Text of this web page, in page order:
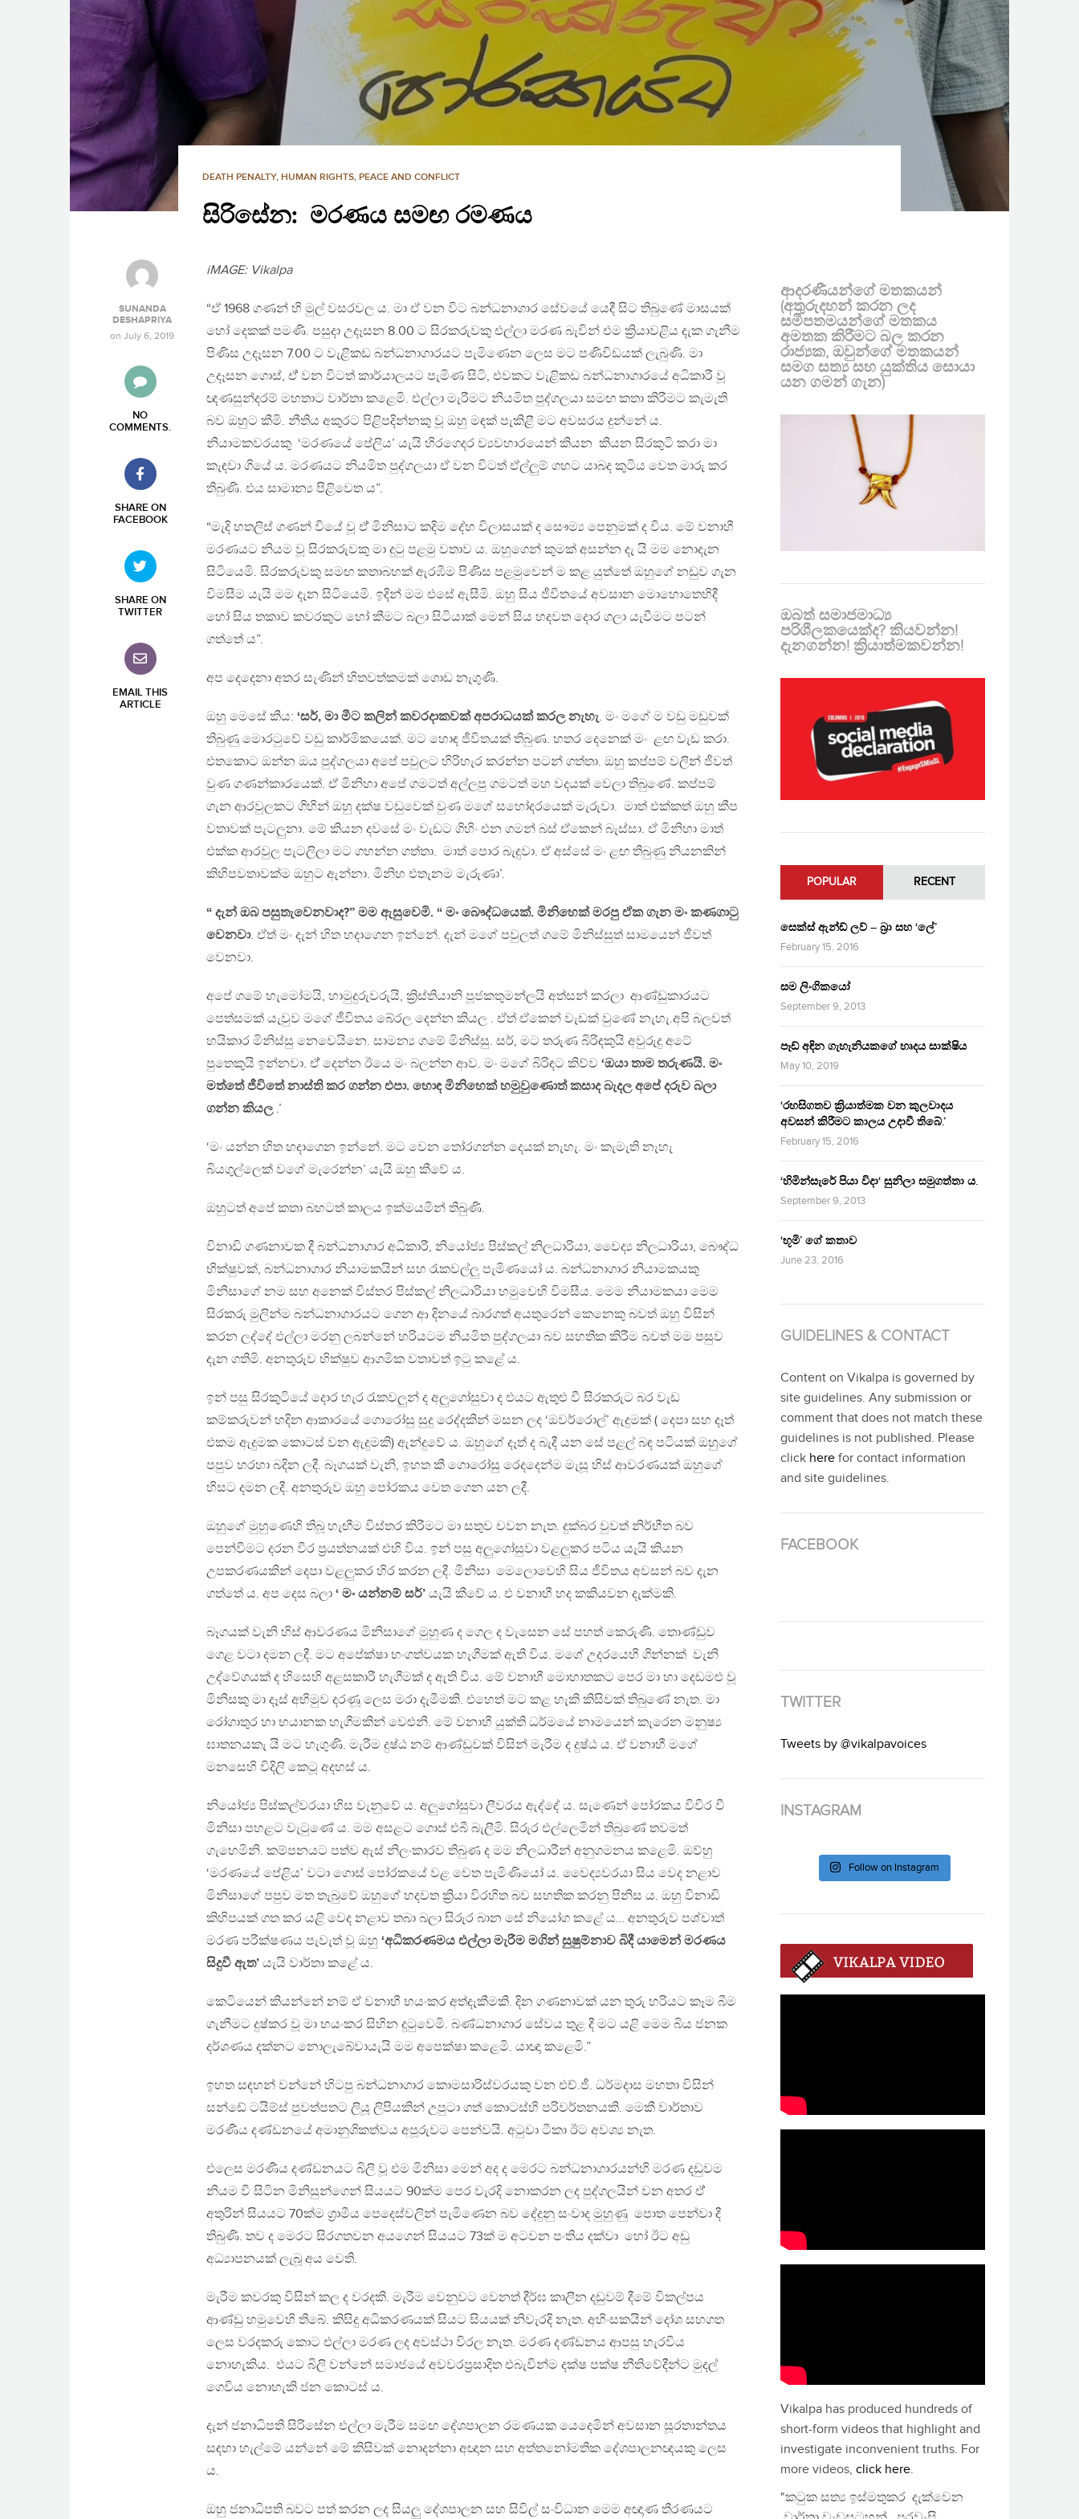
DEATH PENALTY, HUMAN RIGHTS, PEACE AND CONFLICT
සිරිසේන: මරණය සමඟ රමණය
SUNANDA
DESHAPRIYA
on July 6, 2019
NO
COMMENTS.
SHARE ON
FACEBOOK
SHARE ON
TWITTER
EMAIL THIS
ARTICLE
iMAGE: Vikalpa
“ඒ 1968 ගණන් හි මුල් වසරවල ය. මා ඒ වන විට බන්ධනාගාර සේවයේ යෙදී සිට තිබුණේ මාසයක්
හෝ දෙකක් පමණි. පසුදා උදෑසන 8.00 ට සිරකරුවකු එල්ලා මරණ බැවින් එම ක්‍රියාවළිය දැක ගැනීම
පිණිස උදෑසන 7.00 ට වැළිකඩ බන්ධනාගාරයට පැමිණෙන ලෙස මට පණිවිඩයක් ලැබුණි. මා
උදෑසන ගොස්, ඒ් වන විටත් කාර්යාලයට පැමිණ සිටි, එවකට වැළිකඩ බන්ධනාගාරයේ අධිකාරී වූ
ඥණසුන්දරම් මහතාට වාර්තා කළෙමි. එල්ලා මැරීමට නියමිත පුද්ගලයා සමඟ කතා කිරීමට කැමැති
බව ඔහුට කීමි. නීතිය අකුරට පිළිපදින්නකු වූ ඔහු මඳක් පැකිළී මට අවසරය දුන්නේ ය.
නියාමකවරයකු ‘මරණයේ පේලිය’ යැයි හිරගෙදර ව්‍යවහාරයෙන් කියන කියන සිරකුටි කරා මා
කැඳවා ගියේ ය. මරණයට නියමිත පුද්ගලයා ඒ වන විටත් ඒල්ලුම් ගහට යාබද කුටිය වෙත මාරු කර
තිබුණි. එය සාමාන්‍ය පිළිවෙත ය”.
“මැදි හතලිස් ගණන් වියේ වූ ඒ් මිනිසාට කදිම දේහ විලාසයක් ද සෞම්‍ය පෙනුමක් ද විය. මේ වනාහී
මරණයට නියම වූ සිරකරුවකු මා දුටු පළමු වතාව ය. ඔහුගෙන් කුමක් අසන්න දැ යි මම නොදැන
සිටියෙමි. සිරකරුවකු සමඟ කතාබහක් ඇරඹීම පිණිස පළමුවෙන් ම කළ යුත්තේ ඔහුගේ නඩුව ගැන
විමසීම යැයි මම දැන සිටියෙමි. ඉදින් මම එසේ ඇසීමි. ඔහු සිය ජීවිතයේ අවසාන මොහොතෙහිදී
හෝ සිය තකාව කවරකුට හෝ කීමට බලා සිටියාක් මෙන් සිය හදවත දොර ගලා යැවීමට පටන්
ගත්තේ ය”.
අප දෙදෙනා අතර සැණින් හිතවත්කමක් ගොඩ නැගුණි.
ඔහු මෙසේ කීය: ‘සර්, මා මීට කලින් කවරදාකවක් අපරාධයක් කරල නැහැ. මං මගේ ම වඩු මඩුවක්
තිබුණු මොරටුවේ වඩු කාර්මිකයෙක්. මට හොඳ ජීවිතයක් තිබුණ. හතර දෙනෙක් මං ළඟ වැඩ කරා.
එතකොට ඔන්න ඔය පුද්ගලයා අපේ පවුලට හිරිහැර කරන්න පටන් ගත්තා. ඔහු කප්පම් වලින් ජීවත්
වුණ ගණන්කාරයෙක්. ඒ මිනිහා අපේ ගමටත් අල්ලපු ගමටත් මහ වදයක් වෙලා තිබුණේ. කප්පම්
ගැන ආරවුලකට ගිහින් ඔහු දක්ෂ වඩුවෙක් වුණ මගේ සහෝදරයෙක් මැරුවා. මාත් එක්කත් ඔහු කීප
වතාවක් පැටලුනා. මේ කියන දවසේ මං වැඩට ගිහිං එන ගමන් බස් ඒකෙන් බැස්සා. ඒ මිනිහා මාත්
එක්ක ආරවුල පැටලිලා මට ගහන්න ගත්තා. මාත් පොර බැදුවා. ඒ අස්සේ මං ළඟ තිබුණු නියනකින්
කිහිපවතාවක්ම ඔහුට ඇන්නා. මිනිහ එතැනම මැරුණා’.
“ දැන් ඔබ පසුතැවෙනවාද?” මම ඇසුවෙමි. “ මං බෞද්ධයෙක්. මිනිහෙක් මරපු ඒක ගැන මං කණගාටු
වෙනවා. ඒත් මං දැන් හිත හදාගෙන ඉන්නේ. දැන් මගේ පවුලත් ගමේ මිනිස්සුත් සාමයෙන් ජීවත්
වෙනවා.
අපේ ගමේ හැමෝමයි, හාමුදුරුවරුයි, ක්‍රිස්තියානි පූජකතුමන්ලයි අත්සන් කරලා ආණ්ඩුකාරයට
පෙත්සමක් යැවුව මගේ ජීවිතය බේරල දෙන්න කියල . ඒත් ඒකෙන් වැඩක් වුණේ නැහැ.අපි බලවත්
හයිකාර මිනිස්සු නෙවෙයිනෙ. සාමන්‍ය ගමේ මිනිස්සු. සර්, මට තරුණ බිරිඳකුයි අවුරුදු අටේ
පුතෙකුයි ඉන්නවා. ඒ් දෙන්න ඊයෙ මං බලන්න ආව. මං මගේ බිරිඳට කිව්ව ‘ඔයා තාම තරුණයි. මං
මත්තේ ජීවිතේ නාස්ති කර ගන්න එපා. හොඳ මිනිහෙක් හමුවුණොත් කසාද බැදල අපේ දරුව බලා
ගන්න කියල.’
‘මං යන්න හිත හදාගෙන ඉන්නේ. මට වෙන තෝරගන්න දෙයක් නැහැ. මං කැමැති නැහැ
බියගුල්ලෙක් වගේ මැරෙන්න’ යැයි ඔහු කීවේ ය.
ඔහුටත් අපේ කතා බහටත් කාලය ඉක්මයමින් තිබුණි.
විනාඩි ගණනාවක දී බන්ධනාගාර අධිකාරී, නියෝජ්‍ය පිස්කල් නිලධාරියා, වෛද්‍ය නිලධාරියා, බෞද්ධ
භික්ෂුවක්, බන්ධනාගාර නියාමකයින් සහ රැකවල්ලු පැමිණයෝ ය. බන්ධනාගාර නියාමකයකු
මිනිසාගේ නම සහ අනෙක් විස්තර පිස්කල් නිලධාරියා හමුවෙහි විමසීය. මෙම නියාමකයා මෙම
සිරකරු මුලින්ම බන්ධනාගාරයට ගෙන ආ දිනයේ බාරගත් අයතුරෙන් කෙනෙකු බවත් ඔහු විසින්
කරන ලද්දේ එල්ලා මරනු ලබන්නේ හරියටම නියමිත පුද්ගලයා බව සහතික කිරීම බවත් මම පසුව
දැන ගතිමි. අනතුරුව භික්ෂුව ආගමික වතාවත් ඉටු කළේ ය.
ඉන් පසු සිරකුටියේ දොර හැර රැකවලුන් ද අලුගෝසුවා ද එයට ඇතුළු වී සිරකරුට බර වැඩ
කම්කරුවන් හදින ආකාරයේ ගොරෝසු සුදු රෙද්දකින් මසන ලද ‘ඔවර්රොල්’ ඇදුමක් ( දෙපා සහ දෑත්
එකම ඇදුමක කොටස් වන ඇදුමකි) ඇන්දුවේ ය. ඔහුගේ දෑත් ද බැදී යන සේ පළල් බඳ පටියක් ඔහුගේ
පපුව හරහා බදින ලදී. බෑගයක් වැනි, ඉහත කී ගොරෝසු රෙදදෙන්ම මැසූ හිස් ආවරණයක් ඔහුගේ
හිසට දමන ලදී. අනතුරුව ඔහු පෝරකය වෙත ගෙන යන ලදී.
ඔහුගේ මුහුණෙහි තිබූ හැඟීම විස්තර කිරීමට මා සතුව චවන නැත. දුක්බර වුවත් නිර්භීත බව
පෙන්වීමට දරන වීර ප්‍රයත්නයක් එහි විය. ඉන් පසු අලුගෝසුවා වළලුකර පටිය යැයි කියන
උපකරණයකින් දෙපා වළලුකර හිර කරන ලදී. මිනිසා මෙලොවෙහි සිය ජීවිතය අවසන් බව දැන
ගත්තේ ය. අප දෙස බලා ‘ මං යන්නම් සර්’ යැයි කීවේ ය. එ වනාහී හද කකියවන දැක්මකි.
බෑගයක් වැනි හිස් ආවරණය මිනිසාගේ මුහුණ ද ගෙල ද වැසෙන සේ පහත් කෙරුණි. තොණ්ඩුව
ගෙළ වටා දමන ලදී. මට අපේක්ෂා භංගත්වයක හැගීමක් ඇති විය. මගේ උදරයෙහි ගින්නක් වැනි
උද්වේගයක් ද හිසෙහි අළසකාරී හැගීමක් ද ඇති විය. මේ වනාහී මොහාතකට පෙර මා හා දෙඩමළු වූ
මිනිසකු මා දෑස් අභිමුව දරණූ ලෙස මරා දැමීමකි. එහෙත් මට කළ හැකි කිසිවක් තිබුණේ නැත. මා
රෝගාතුර හා භයානක හැගීමකින් වෙළුනි. මේ වනාහී යුක්ති ධර්මයේ නාමයෙන් කැරෙන මනුෂ්‍ය
ඝාතනයකැ යි මට හැගුණි. මැරීම දුෂ්ඨ නම් ආණ්ඩුවක් විසින් මැරීම ද දුෂ්ඨ ය. ඒ වනාහී මගේ
මනසෙහි විදිලි කෙටූ අදහස් ය.
නියෝජ්‍ය පිස්කල්වරයා හිස වැනුවේ ය. අලුගෝසුවා ලීවරය ඇද්දේ ය. සැණෙන් පෝරකය විවිර වී
මිනිසා පහළට වැටුණේ ය. මම අසළට ගොස් එබී බැලීමි. සිරුර එල්ලෙමින් තිබුණේ තවමත්
ගැහෙමිනි. කම්පනයට පත්ව ඇස් නිලංකාරව තිබුණ ද මම නිලධාරීන් අනුගමනය කළෙමි. ඔව්හු
‘මරණයේ පේළිය’ වටා ගොස් පෝරකයේ වළ වෙත පැමිණියෝ ය. වෛද්‍යවරයා සිය වෙද නළාව
මිනිසාගේ පපුව මත තැබුවේ ඔහුගේ හදවත ක්‍රියා විරහිත බව සහතික කරනු පිනිස ය. ඔහු විනාඩි
කිහිපයක් ගත කර යළි වෙද නළාව තබා බලා සිරුර බාන සේ නියෝග කළේ ය… අනතුරුව පශ්චාත්
මරණ පරීක්ෂණය පැවැත් වූ ඔහු ‘අධිකරණමය එල්ලා මැරීම මගින් සුෂුම්නාව බිදී යාමෙන් මරණය
සිදුවී ඇත’ යැයි වාර්තා කළේ ය.
කෙටියෙන් කියන්නේ නම් ඒ වනාහී භයංකර අත්දැකීමකි. දින ගණනාවක් යන තුරු හරියට කෑම බීම
ගැනීමට දුෂ්කර වූ මා භයංකර සිහින දුටුවෙමි. බණ්ධනාගාර සේවය තුළ දී මට යළි මෙම බිය ජනක
දර්ශණය දක්නට නොලැබේවායැයි මම අපෙක්ෂා කළෙමි. යාඥා කළෙමි.”
ඉහත සඳහන් වන්නේ හිටපු බන්ධනාගාර කොමසාරිස්වරයකු වන එච්.ජී. ධර්මදාස මහතා විසින්
සන්ඩේ ටයිම්ස් පුවත්පතට ලියූ ලිපියකින් උපුටා ගත් කොටස්හි පරිවර්තනයකි. මෙකී වාර්තාව
මරණීය දණ්ඩනයේ අමානුශිකත්වය අපූරුවට පෙන්වයි. අටුවා ටීකා ඊට අවශ්‍ය නැත.
එලෙස මරණීය දණ්ඩනයට බිලි වූ එම මිනිසා මෙන් අද ද මෙරට බන්ධනාගාරයන්හි මරණ දඩුවම
නියම වී සිටින මිනිසුන්ගෙන් සියයට 90ක්ම පෙර වැරදි නොකරන ලද පුද්ගලයින් වන අතර ඒ්
අතුරින් සියයට 70ක්ම ග්‍රාමීය පෙදෙස්වලින් පැමිණෙන බව දේදුනු සංවාද මුහුණු පොත පෙන්වා දී
තිබුණි. තව ද මෙරට සිරගතවන අයගෙන් සියයට 73ක් ම අටවන පංතිය දක්වා හෝ ඊට අඩු
අධ්‍යාපනයක් ලැබූ අය වෙති.
මැරීම කවරකු විසින් කල ද වරදකි. මැරීම වෙනුවට වෙනත් දීර්ඝ කාලීන දඩුවම් දීමේ විකල්පය
ආණ්ඩු හමුවෙහි තිබේ. කිසිදු අධිකරණයක් සියට සියයක් නිවැරදි නැත. අහිංසකයින් දෝශ සහගත
ලෙස වරදකරු කොට එල්ලා මරණ ලද අවස්ථා විරල නැත. මරණ දණ්ඩනය ආපසු හැරවිය
නොහැකිය. එයට බිලි වන්නේ සමාජයේ අවවරප්‍රසාදිත එබැවින්ම දක්ෂ පක්ෂ නීතිවේදීන්ට මුදල්
ගෙවිය නොහැකි ජන කොටස් ය.
දැන් ජනාධිපති සිරිසේන එල්ලා මැරීම සමඟ දේශපාලන රමණයක යෙදෙමින් අවසාන සූරතාන්තය
සඳහා හැල්මේ යන්නේ මේ කිසිවක් නොදන්නා අඥාන සහ අත්තනෝමතික දේශපාලනඥයකු ලෙස
ය.
ඔහු ජනාධිපති බවට පත් කරන ලද සියලු දේශපාලන සහ සිවිල් සංවිධාන මෙම අඥාණ තීරණයට
ආදරණීයන්ගේ මතකයන්
(අතුරුදහන් කරන ලද
සමීපතමයන්ගේ මතකය
අමතක කිරීමට බල කරන
රාජ්‍යක, ඔවුන්ගේ මතකයන්
සමග සත්‍ය සහ යුක්තිය සොයා
යන ගමන් ගැන)
ඔබත් සමාජමාධ්‍ය
පරිශීලකයෙක්ද? කියවන්න!
දැනගන්න! ක්‍රියාත්මකවන්න!
POPULAR RECENT
සෙක්ස් ඇන්ඩ් ලව් – බ්‍රා සහ ‘ලේ’
February 15, 2016
සම ලිංගිකයෝ
September 9, 2013
පෑඩ් අඳින ගැහැනියකගේ හෘදය සාක්ෂිය
May 10, 2019
‘රහසිගතව ක්‍රියාත්මක වන කුලවාදය
අවසන් කිරීමට කාලය උදාවී තිබේ.’
February 15, 2016
‘හිමින්සැරේ පියා විදා‘ සුනිලා සමුගත්තා ය.
September 9, 2013
‘භූමි’ ගේ කතාව
June 23, 2016
GUIDELINES & CONTACT
Content on Vikalpa is governed by
site guidelines. Any submission or
comment that does not match these
guidelines is not published. Please
click here for contact information
and site guidelines.
FACEBOOK
TWITTER
Tweets by @vikalpavoices
INSTAGRAM
Follow on Instagram
Vikalpa has produced hundreds of
short-form videos that highlight and
investigate inconvenient truths. For
more videos, click here.
"කටුක සත්‍ය ඉස්මතුකර දැක්වෙන